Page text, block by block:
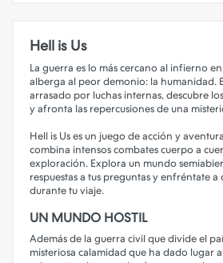
Hell is Us
La guerra es lo más cercano al infierno
alberga al peor demonio: la humanidad.
arrasado por luchas internas, descubre
y afronta las repercusiones de una
Hell is Us es un juego de acción y
combina intensos combates cuerpo a
exploración. Explora un mundo
respuestas a tus preguntas y enfréntate a
durante tu viaje.
UN MUNDO HOSTIL
Además de la guerra civil que divide el
misteriosa calamidad que ha dado lugar